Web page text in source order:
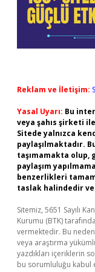
Reklam ve İletişim:
Yasal Uyarı: Bu
veya şahıs şirketi
Sitede yalnızca
paylaşılmaktadır.
taşımamakta olup,
paylaşım
benzerlikleri
taslak halindedir
Sitemiz, 5651 Sayılı
Kurumu (BTK)
vermektedir. Bu
veya araştırma
yazdıkları içeriklerin
bu sorumluluğu kabul